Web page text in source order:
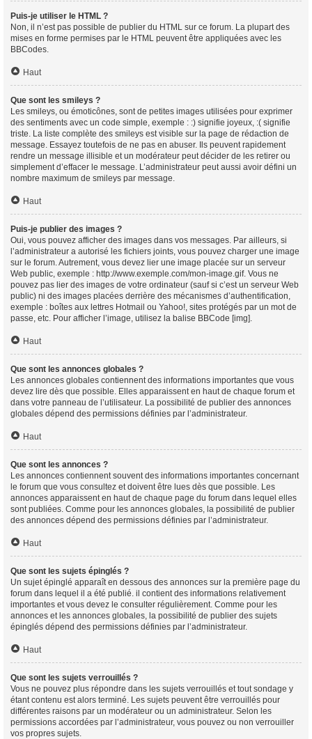
Puis-je utiliser le HTML ?
Non, il n’est pas possible de publier du HTML sur ce forum. La plupart des
mises en forme permises par le HTML peuvent être appliquées avec les
BBCodes.
Haut
Que sont les smileys ?
Les smileys, ou émoticônes, sont de petites images utilisées pour exprimer
des sentiments avec un code simple, exemple : :) signifie joyeux, :( signifie
triste. La liste complète des smileys est visible sur la page de rédaction de
message. Essayez toutefois de ne pas en abuser. Ils peuvent rapidement
rendre un message illisible et un modérateur peut décider de les retirer ou
simplement d’effacer le message. L’administrateur peut aussi avoir défini un
nombre maximum de smileys par message.
Haut
Puis-je publier des images ?
Oui, vous pouvez afficher des images dans vos messages. Par ailleurs, si
l’administrateur a autorisé les fichiers joints, vous pouvez charger une image
sur le forum. Autrement, vous devez lier une image placée sur un serveur
Web public, exemple : http://www.exemple.com/mon-image.gif. Vous ne
pouvez pas lier des images de votre ordinateur (sauf si c’est un serveur Web
public) ni des images placées derrière des mécanismes d’authentification,
exemple : boîtes aux lettres Hotmail ou Yahoo!, sites protégés par un mot de
passe, etc. Pour afficher l’image, utilisez la balise BBCode [img].
Haut
Que sont les annonces globales ?
Les annonces globales contiennent des informations importantes que vous
devez lire dès que possible. Elles apparaissent en haut de chaque forum et
dans votre panneau de l’utilisateur. La possibilité de publier des annonces
globales dépend des permissions définies par l’administrateur.
Haut
Que sont les annonces ?
Les annonces contiennent souvent des informations importantes concernant
le forum que vous consultez et doivent être lues dès que possible. Les
annonces apparaissent en haut de chaque page du forum dans lequel elles
sont publiées. Comme pour les annonces globales, la possibilité de publier
des annonces dépend des permissions définies par l’administrateur.
Haut
Que sont les sujets épinglés ?
Un sujet épinglé apparaît en dessous des annonces sur la première page du
forum dans lequel il a été publié. il contient des informations relativement
importantes et vous devez le consulter régulièrement. Comme pour les
annonces et les annonces globales, la possibilité de publier des sujets
épinglés dépend des permissions définies par l’administrateur.
Haut
Que sont les sujets verrouillés ?
Vous ne pouvez plus répondre dans les sujets verrouillés et tout sondage y
étant contenu est alors terminé. Les sujets peuvent être verrouillés pour
différentes raisons par un modérateur ou un administrateur. Selon les
permissions accordées par l’administrateur, vous pouvez ou non verrouiller
vos propres sujets.